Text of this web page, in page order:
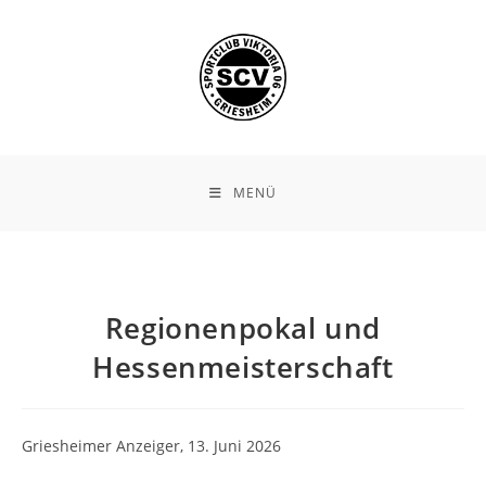
MENÜ
Regionenpokal und
Hessenmeisterschaft
Griesheimer Anzeiger, 13. Juni 2026